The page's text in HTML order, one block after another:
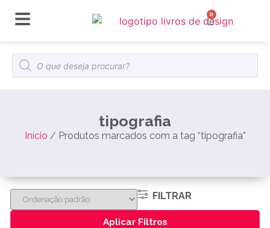
0
tipografia
Início / Produtos marcados com a tag “tipografia”
FILTRAR
Aplicar Filtros